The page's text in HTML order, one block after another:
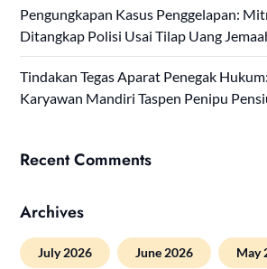
Pengungkapan Kasus Penggelapan:
Ditangkap Polisi Usai Tilap Uang
Tindakan Tegas Aparat Penegak
Karyawan Mandiri Taspen Penipu
Recent Comments
Archives
July 2026 June 2026 May